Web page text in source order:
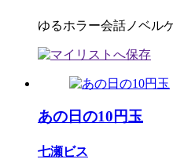
ゆるホラー会話ノベル
あの日の10円玉
七瀬ビス